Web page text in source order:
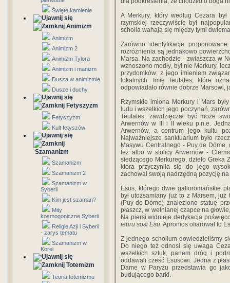
Święte kamienie
Animizm
Animizm
Animizm 2
Animizm Tylora
Animizm i manizm
Dusza w animizmie
Dusze i duchy
Fetyszyzm
Fetyszyzm
Kult fetyszów
Szamanizm
Szamanizm
Szamanizm 2
Szamanizm w
Syberii
Kim jest szaman?
Mity
kosmogoniczne Syberii
Religie Azji i Syberii
- zarys tematu
Szamanizm w
Korei
Totemizm
Teoria totemizmu
A Merkury, który według Cezara
rzymskiej rzeczywiście był
scholia wahają się między tymi
Zarówno identyfikacje
rozróżnienia są jednakowo
Marsa. Na zachodzie - zwłaszcza w
wznoszono modły, był nie Merkury,
przydomków; z jego imieniem
lokalnych. Imię Teutates, które
odpowiadało równie dobrze Marsowi,
Rzymskie imiona Merkury i Mars
ludu i wszelkich jego poczynań,
Teutates, zawdzięczał być może
Arwernów w III i II wieku p.n.e.
Arwernów, a centrum jego kultu
Najważniejsze sanktuarium było
Masywu Centralnego - Puy de
też albo w stolicy Arwernów -
siedzącego Merkurego, dzieło Greka
która przyczyniła się do jego
zachował swoją nadrzędną pozycję
Esus, którego dwie galloromańskie
był utożsamiany już to z Marsem,
(Puy-de-Dóme) znaleziono statuę
płaszcz, w wełnianej czapce na
Na piersi widnieje dedykacja
ieuru sosi Esu: Apronios ofiarował to
Z jednego scholium dowiedzieliśmy
Do niego też odnosi się uwaga
wszelkich sztuk, panem dróg i
oddawali cześć Esusowi. Jedna z
Dame w Paryżu przedstawia go
budującego barki.